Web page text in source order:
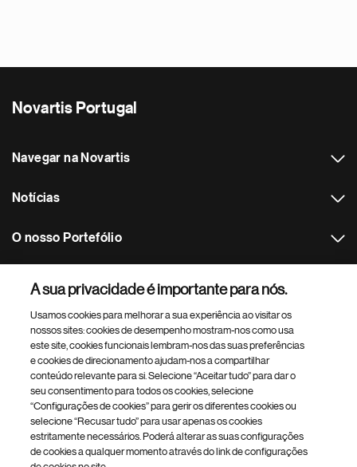
Novartis Portugal
Navegar na Novartis
Notícias
O nosso Portefólio
Footer Site Search
Footer
Bottom
© 2026 Novartis Portugal
A sua privacidade é importante para nós.
Usamos cookies para melhorar a sua experiência ao visitar os
nossos sites: cookies de desempenho mostram-nos como usa
este site, cookies funcionais lembram-nos das suas preferências
e cookies de direcionamento ajudam-nos a compartilhar
conteúdo relevante para si. Selecione “Aceitar tudo” para dar o
seu consentimento para todos os cookies, selecione
“Configurações de cookies” para gerir os diferentes cookies ou
selecione “Recusar tudo” para usar apenas os cookies
estritamente necessários. Poderá alterar as suas configurações
de cookies a qualquer momento através do link de configurações